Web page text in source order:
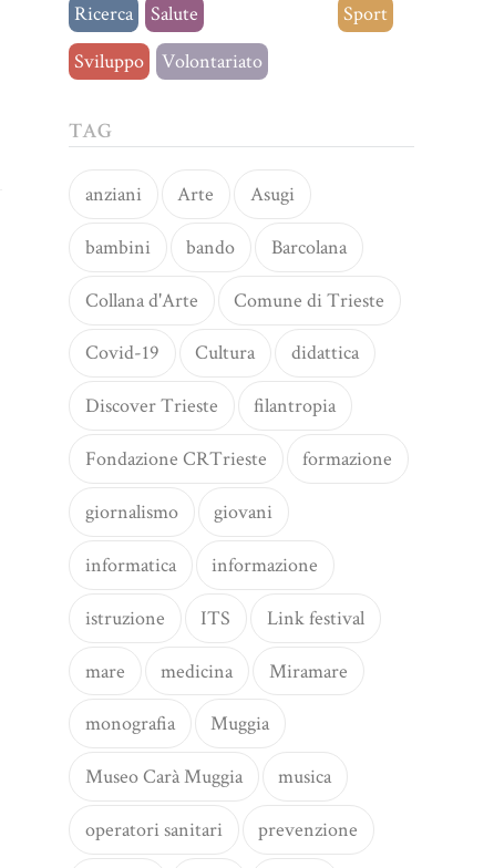
Ricerca
Salute
Sport
Sviluppo
Volontariato
TAG
anziani Arte Asugi
bambini bando Barcolana
Collana d'Arte Comune di Trieste
Covid-19 Cultura didattica
Discover Trieste filantropia
Fondazione CRTrieste formazione
giornalismo giovani
informatica informazione
istruzione ITS Link festival
mare medicina Miramare
monografia Muggia
Museo Carà Muggia musica
operatori sanitari prevenzione